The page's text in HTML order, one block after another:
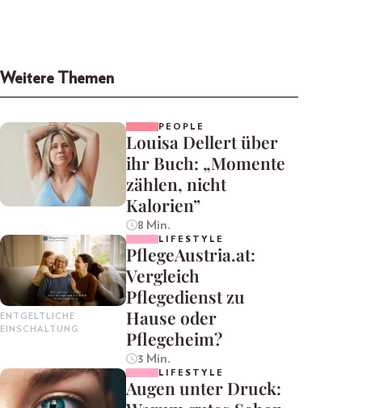
Weitere Themen
PEOPLE
Louisa Dellert über
ihr Buch: „Momente
zählen, nicht
Kalorien”
8 Min.
ENTGELTLICHE
EINSCHALTUNG
LIFESTYLE
PflegeAustria.at:
Vergleich
Pflegedienst zu
Hause oder
Pflegeheim?
3 Min.
LIFESTYLE
Augen unter Druck: